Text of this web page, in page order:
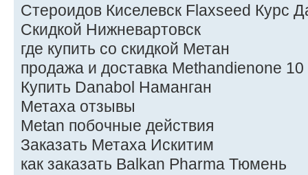
Стероидов Киселевск Flaxseed Курс
Скидкой Нижневартовск
где купить со скидкой Метан
продажа и доставка Methandienone
Купить Danabol Наманган
Метаха отзывы
Metan побочные действия
Заказать Метаха Искитим
как заказать Balkan Pharma Тюмень